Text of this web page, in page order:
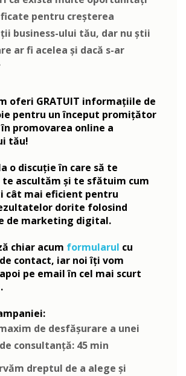
pentru creșterea
business-ului tău, dar nu știi
ar fi acelea și dacă s-ar
oferi GRATUIT informațiile de
pentru un început promițător
promovarea online a
tău!
o discuție în care să te
te ascultăm și te sfătuim cum
cât mai eficient pentru
dorite folosind
de marketing digital.
chiar acum formularul cu
contact, iar noi îți vom
pe email în cel mai scurt
de desfășurare a unei
consultanță: 45 min
dreptul de a alege și